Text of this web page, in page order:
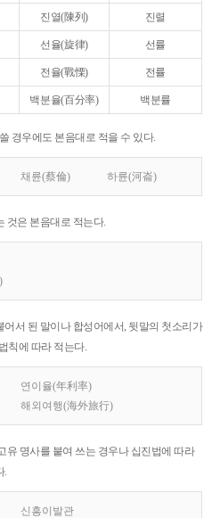
진열(陳列) 진렬
선율(旋律) 선률
전율(戰慄) 전률
백분율(百分率) 백분률
경우에도 본음대로 적을 수 있다.
채륜(蔡倫) 하륜(河崙)
것은 본음대로 적는다.
서 된 말이나 합성어에서, 뒷말의 첫소리가
칙에 따라 적는다.
연이율(年利率)
해외여행(海外旅行)
유 명사를 붙여 쓰는 경우나 십진법에 따라
.
신흥이발관